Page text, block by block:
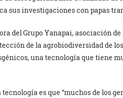
sus investigaciones con papas
del Grupo Yanapai, asociación
de la agrobiodiversidad de
una tecnología que tiene
es que “muchos de los